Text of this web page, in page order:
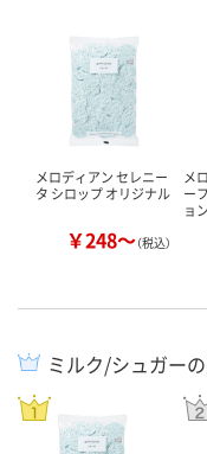
メロディアン セレニー
タ シロップ オリジナル
￥248～（税込）
メ
ー
ョ
ミルク/シュガー